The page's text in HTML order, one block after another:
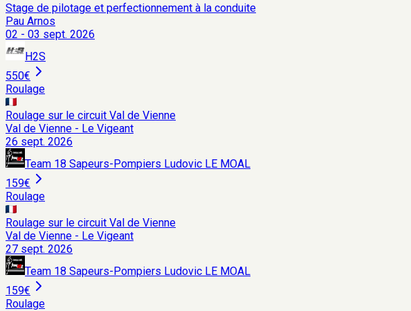
Stage de pilotage et perfectionnement à la conduite
Pau Arnos
02 - 03 sept. 2026
H2S
550€
Roulage
Roulage sur le circuit Val de Vienne
Val de Vienne - Le Vigeant
26 sept. 2026
Team 18 Sapeurs-Pompiers Ludovic LE MOAL
159€
Roulage
Roulage sur le circuit Val de Vienne
Val de Vienne - Le Vigeant
27 sept. 2026
Team 18 Sapeurs-Pompiers Ludovic LE MOAL
159€
Roulage